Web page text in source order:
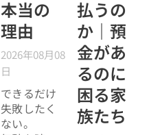
本当の
理由
2026年08月08
日
できるだけ
失敗したく
ない。
払うの
か｜預
金があ
るのに
困る家
族たち